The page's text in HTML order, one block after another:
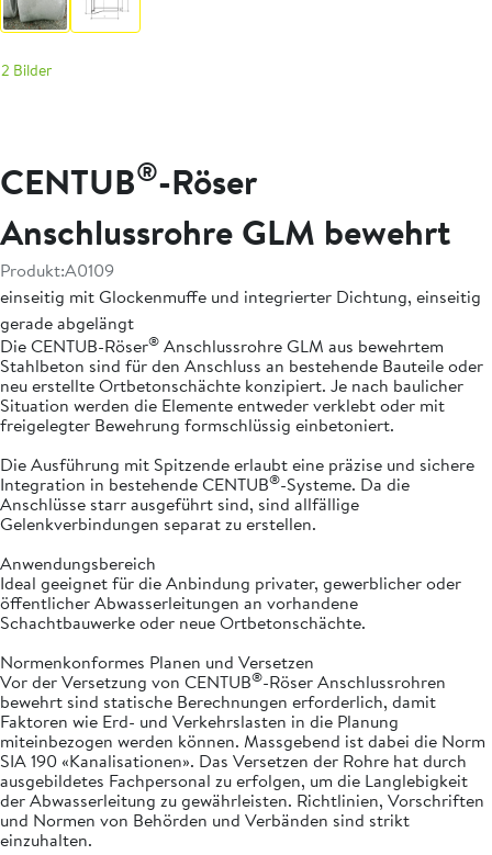
2 Bilder
CENTUB®-Röser
Anschlussrohre GLM bewehrt
Produkt:A0109
einseitig mit Glockenmuffe und integrierter Dichtung, einseitig
gerade abgelängt
Die CENTUB-Röser® Anschlussrohre GLM aus bewehrtem
Stahlbeton sind für den Anschluss an bestehende Bauteile oder
neu erstellte Ortbetonschächte konzipiert. Je nach baulicher
Situation werden die Elemente entweder verklebt oder mit
freigelegter Bewehrung formschlüssig einbetoniert.
Die Ausführung mit Spitzende erlaubt eine präzise und sichere
Integration in bestehende CENTUB®-Systeme. Da die
Anschlüsse starr ausgeführt sind, sind allfällige
Gelenkverbindungen separat zu erstellen.
Anwendungsbereich
Ideal geeignet für die Anbindung privater, gewerblicher oder
öffentlicher Abwasserleitungen an vorhandene
Schachtbauwerke oder neue Ortbetonschächte.
Normenkonformes Planen und Versetzen
Vor der Versetzung von CENTUB®-Röser Anschlussrohren
bewehrt sind statische Berechnungen erforderlich, damit
Faktoren wie Erd- und Verkehrslasten in die Planung
miteinbezogen werden können. Massgebend ist dabei die Norm
SIA 190 «Kanalisationen». Das Versetzen der Rohre hat durch
ausgebildetes Fachpersonal zu erfolgen, um die Langlebigkeit
der Abwasserleitung zu gewährleisten. Richtlinien, Vorschriften
und Normen von Behörden und Verbänden sind strikt
einzuhalten.